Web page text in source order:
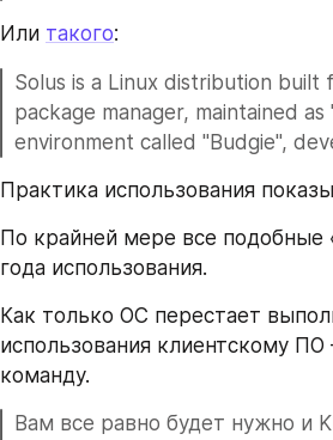
Или такого:
Solus is a Linux distribution
package manager, maintained
environment called "Budgie",
Практика использования
По крайней мере все
года использования.
Как только ОС перестает
использования клиентскому ПО
команду.
Вам все равно будет нужно и